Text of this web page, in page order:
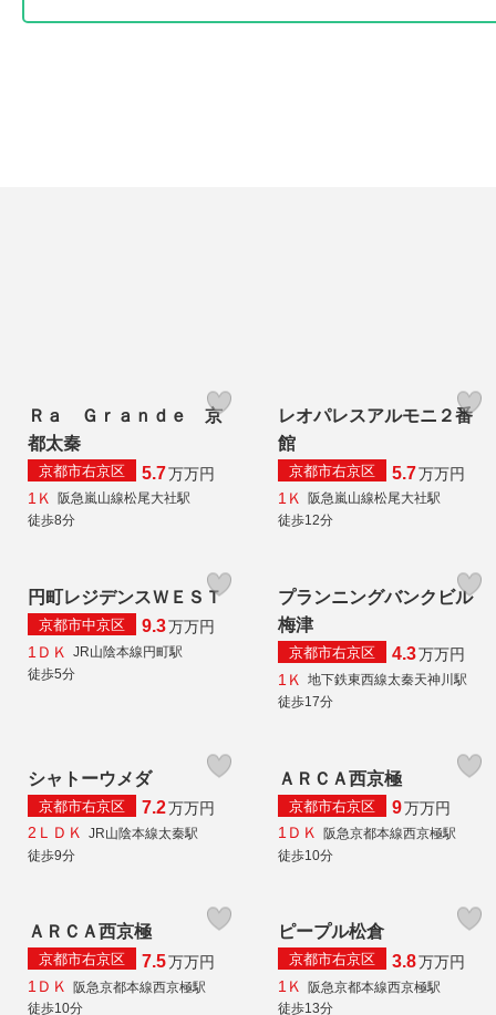
Ｒａ Ｇｒａｎｄｅ 京
都太秦
京都市右京区 5.7万万円
1Ｋ
阪急嵐山線松尾大社駅
徒歩8分
レオパレスアルモニ２番
館
京都市右京区 5.7万万円
1Ｋ
阪急嵐山線松尾大社駅
徒歩12分
円町レジデンスＷＥＳＴ
京都市中京区 9.3万万円
1ＤＫ
JR山陰本線円町駅
徒歩5分
プランニングバンクビル
梅津
京都市右京区 4.3万万円
1Ｋ
地下鉄東西線太秦天神川駅
徒歩17分
シャトーウメダ
京都市右京区 7.2万万円
2ＬＤＫ JR山陰本線太秦駅
徒歩9分
ＡＲＣＡ西京極
京都市右京区 9万万円
1ＤＫ 阪急京都本線西京極駅
徒歩10分
ＡＲＣＡ西京極
京都市右京区 7.5万万円
1ＤＫ
阪急京都本線西京極駅
徒歩10分
ピープル松倉
京都市右京区 3.8万万円
1Ｋ
阪急京都本線西京極駅
徒歩13分